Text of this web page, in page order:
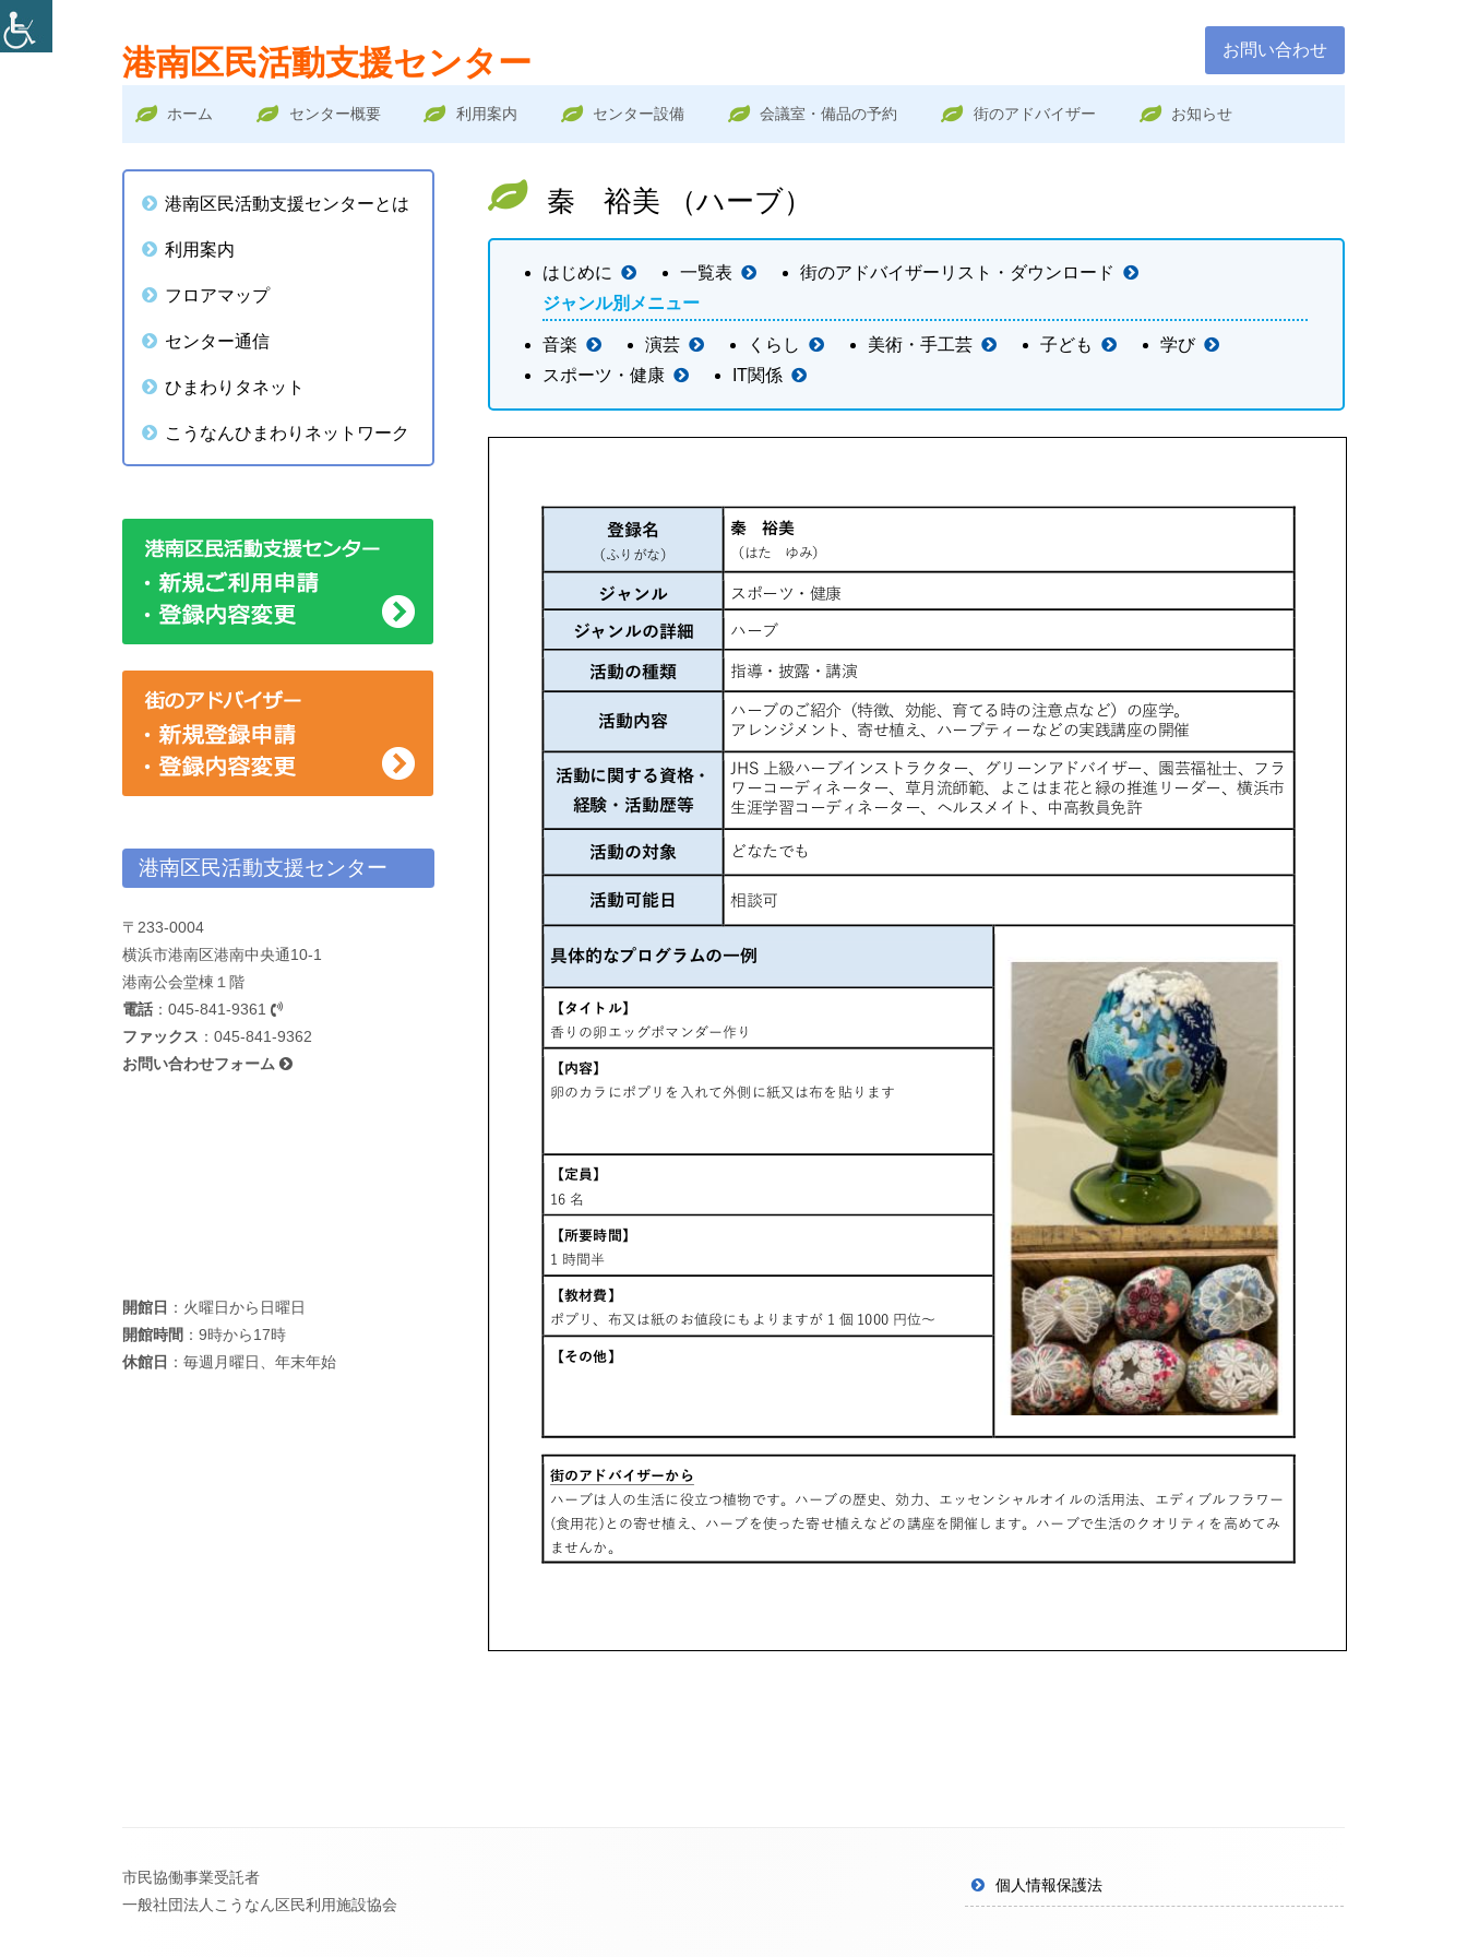
コ
港南区民活動支援センター お問い合わせ
メ
ン
メ
ニ
ュ
ー
ホーム センター概要 利用案内 センター設備 会議室・備品の予約 街のアドバイザー お知らせ
秦 裕美 （ハーブ）
はじめに 一覧表
街のアドバイザーリスト・ダウンロード
ジャンル別メニュー
音楽 演芸 くらし 美術・手工芸 子ども
学び
スポーツ・健康
IT関係
メ
イ
ン
サ
イ
ド
バ
ー
港南区民活動支援センターとは
利用案内
フロアマップ
センター通信
ひまわりタネット
こうなんひまわりネットワーク
港南区民活動支援センター
〒233-0004
横浜市港南区港南中央通10-1
港南公会堂棟１階
電話 ： 045-841-9361
ファックス ：045-841-9362
お問い合わせフォーム
開館日 ：火曜日から日曜日
開館時間 ：9時から17時
休館日 ：毎週月曜日、年末年始
ッ
市民協働事業受託者
一般社団法人こうなん区民利用施設協会
個人情報保護法